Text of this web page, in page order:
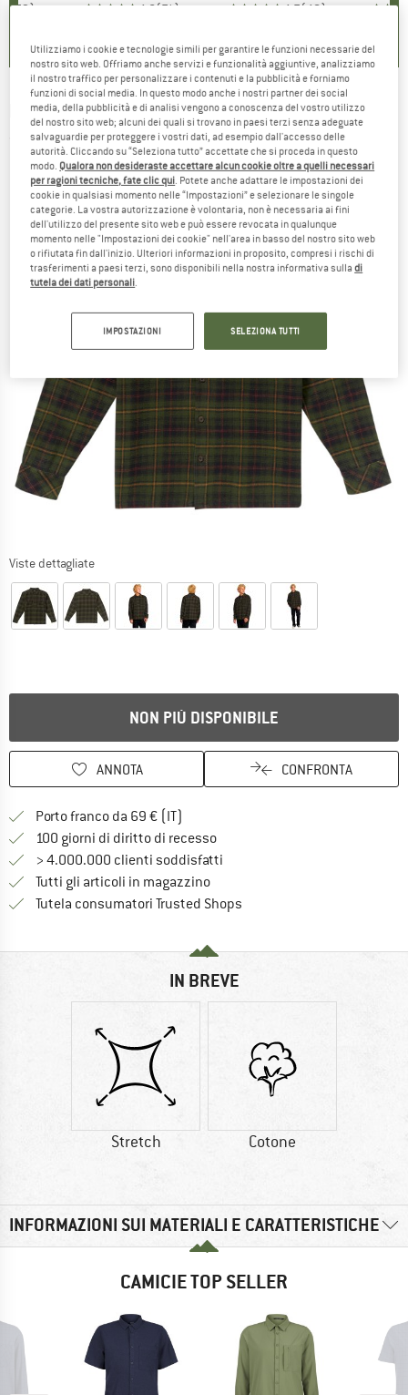
(79)
4,6(71 )
4,7( 48)
BILLABONG -Offshore Flannel - Camicia
(0)
Viste dettagliate
NON PIÙ DISPONIBILE
ANNOTA CONFRONTA
Porto franco da 69 € (IT)
100 giorni di diritto di recessoVai alla politica di recesso qui
> 4.000.000 clienti soddisfatti
Tutti gli articoli in magazzino
Tutela consumatori Trusted Shops
IN BREVE
Stretch Cotone
INFORMAZIONI SUI MATERIALI E CARATTERISTICHE
CAMICIE TOP SELLER
Utilizziamo i cookie e tecnologie simili per garantire le funzioni necessarie del
nostro sito web. Offriamo anche servizi e funzionalità aggiuntive, analizziamo
il nostro traffico per personalizzare i contenuti e la pubblicità e forniamo
funzioni di social media. In questo modo anche i nostri partner dei social
media, della pubblicità e di analisi vengono a conoscenza del vostro utilizzo
del nostro sito web; alcuni dei quali si trovano in paesi terzi senza adeguate
salvaguardie per proteggere i vostri dati, ad esempio dall'accesso delle
autorità. Cliccando su “Seleziona tutto” accettate che si proceda in questo
modo. Qualora non desideraste accettare alcun cookie oltre a quelli necessari
per ragioni tecniche, fate clic qui. Potete anche adattare le impostazioni dei
cookie in qualsiasi momento nelle “Impostazioni” e selezionare le singole
categorie. La vostra autorizzazione è volontaria, non è necessaria ai fini
dell'utilizzo del presente sito web e può essere revocata in qualunque
momento nelle "Impostazioni dei cookie" nell'area in basso del nostro sito web
o rifiutata fin dall'inizio. Ulteriori informazioni in proposito, compresi i rischi di
trasferimenti a paesi terzi, sono disponibili nella nostra informativa sulladi
tutela dei dati personali.
IMPOSTAZIONI SELEZIONA TUTTI